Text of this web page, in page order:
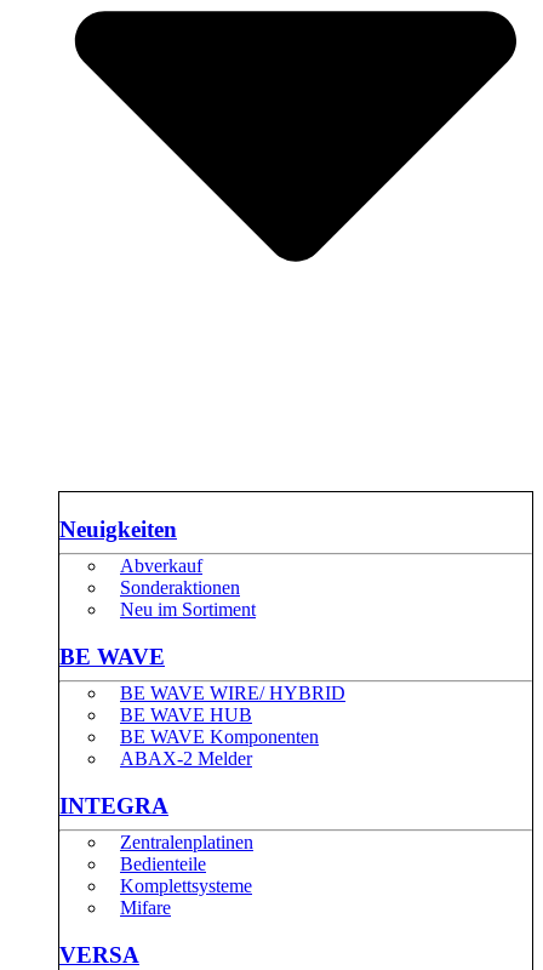
Neuigkeiten
Abverkauf
Sonderaktionen
Neu im Sortiment
BE WAVE
BE WAVE WIRE/ HYBRID
BE WAVE HUB
BE WAVE Komponenten
ABAX-2 Melder
INTEGRA
Zentralenplatinen
Bedienteile
Komplettsysteme
Mifare
VERSA